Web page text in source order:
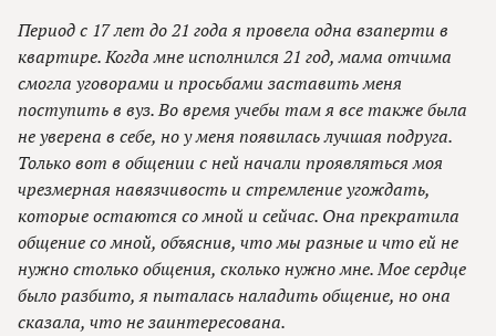
Период с 17 лет до 21 года я провела одна взаперти в
квартире. Когда мне исполнился 21 год, мама отчима
смогла уговорами и просьбами заставить меня
поступить в вуз. Во время учебы там я все также была
не уверена в себе, но у меня появилась лучшая подруга.
Только вот в общении с ней начали проявляться моя
чрезмерная навязчивость и стремление угождать,
которые остаются со мной и сейчас. Она прекратила
общение со мной, объяснив, что мы разные и что ей не
нужно столько общения, сколько нужно мне. Мое сердце
было разбито, я пыталась наладить общение, но она
сказала, что не заинтересована.